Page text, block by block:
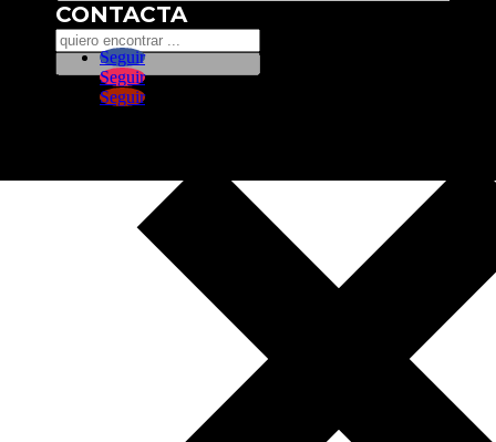
CONTACTA
Seguir
Seguir
Seguir